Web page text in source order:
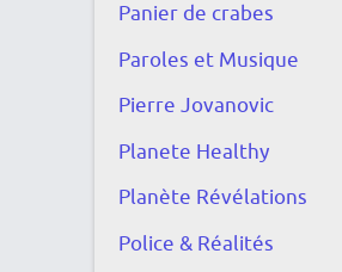
Panier de crabes
Paroles et Musique
Pierre Jovanovic
Planete Healthy
Planète Révélations
Police & Réalités